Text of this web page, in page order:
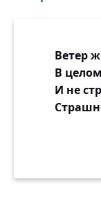
Ветер
В
И не